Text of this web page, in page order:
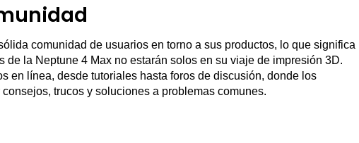
comunidad de usuarios en torno a sus productos, lo que significa
de la Neptune 4 Max no estarán solos en su viaje de impresión 3D.
en línea, desde tutoriales hasta foros de discusión, donde los
trucos y soluciones a problemas comunes.